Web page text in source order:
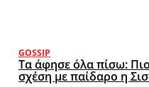
GOSSIP
Τα άφησε όλα πίσω:
σχέση με παίδαρο η